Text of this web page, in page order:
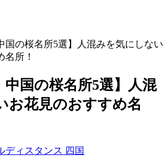
国の桜名所5選】人混みを気にしない
名所！
中国の桜名所5選】人混
お花見のおすすめ名
ディスタンス 四国